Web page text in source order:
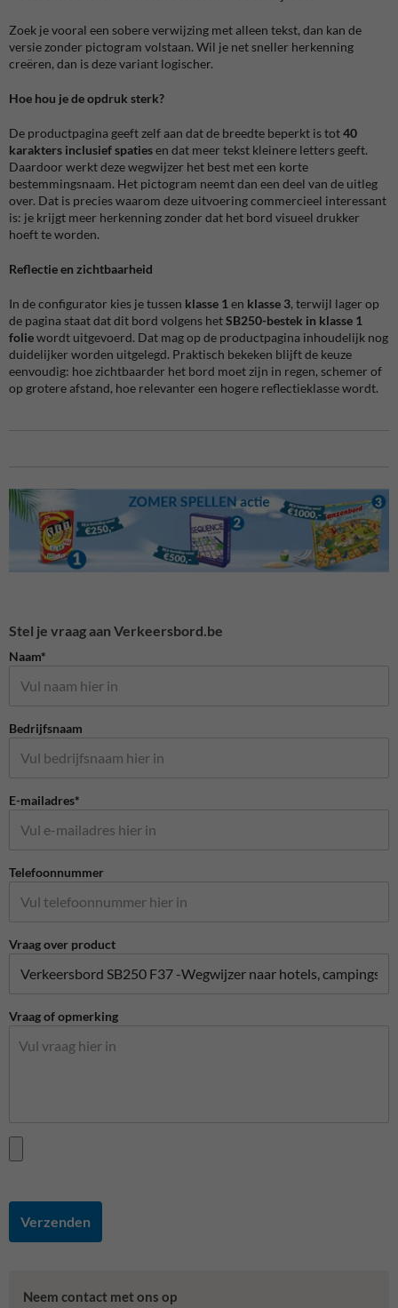
Zoek je vooral een sobere verwijzing met alleen tekst, dan kan de
versie zonder pictogram volstaan. Wil je net sneller herkenning
creëren, dan is deze variant logischer.
Hoe hou je de opdruk sterk?
De productpagina geeft zelf aan dat de breedte beperkt is tot40
karakters inclusief spatiesen dat meer tekst kleinere letters geeft.
Daardoor werkt deze wegwijzer het best met een korte
bestemmingsnaam. Het pictogram neemt dan een deel van de uitleg
over. Dat is precies waarom deze uitvoering commercieel interessant
is: je krijgt meer herkenning zonder dat het bord visueel drukker
hoeft te worden.
Reflectie en zichtbaarheid
In de configurator kies je tussen klasse 1en klasse 3, terwijl lager op
de pagina staat dat dit bord volgens hetSB250-bestek in klasse 1
foliewordt uitgevoerd. Dat mag op de productpagina inhoudelijk nog
duidelijker worden uitgelegd. Praktisch bekeken blijft de keuze
eenvoudig: hoe zichtbaarder het bord moet zijn in regen, schemer of
op grotere afstand, hoe relevanter een hogere reflectieklasse wordt.
Stel je vraag aan Verkeersbord.be
Naam*
Bedrijfsnaam
E-mailadres*
Telefoonnummer
Vraag over product
Vraag of opmerking
Verzenden
Neem contact met ons op